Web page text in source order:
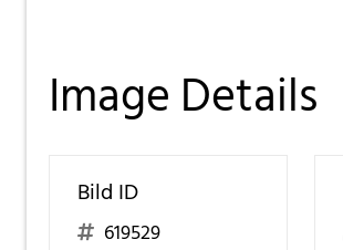
Image Details
Bild ID
619529